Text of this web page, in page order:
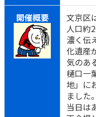
開催概要
文京区
人口約
濃く伝
化遺産
気のあ
樋口一
地」に
ました。
当日は